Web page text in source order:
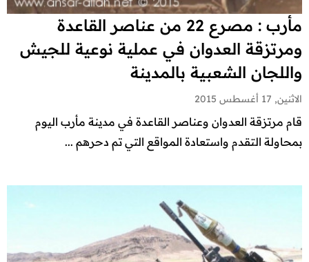
مأرب : مصرع 22 من عناصر القاعدة
ومرتزقة العدوان في عملية نوعية للجيش
واللجان الشعبية بالمدينة
الاثنين, 17 أغسطس 2015
قام مرتزقة العدوان وعناصر القاعدة في مدينة مأرب اليوم
بمحاولة التقدم واستعادة المواقع التي تم دحرهم ...